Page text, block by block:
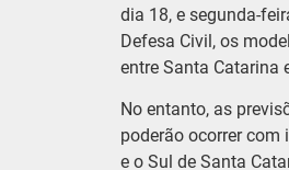
dia 18, e segunda-
Defesa Civil, os
entre Santa Catarina
No entanto, as
poderão ocorrer com
e o Sul de Santa